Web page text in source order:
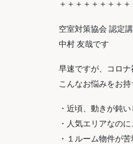
＋＋＋＋＋＋＋＋
空室対策協会 認定
中村 友哉です
早速ですが、コロ
こんなお悩みをお
・近頃、動きが鈍
・人気エリアなの
・１ルーム物件が